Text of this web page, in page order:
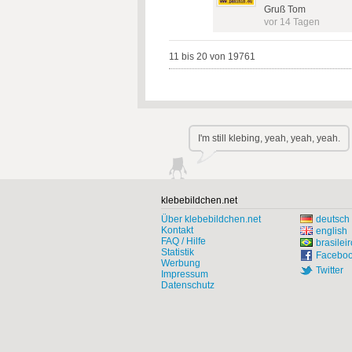
Gruß Tom
vor 14 Tagen
11 bis 20 von 19761
I'm still klebing, yeah, yeah, yeah.
klebebildchen.net
Über klebebildchen.net
Kontakt
FAQ / Hilfe
Statistik
Werbung
Impressum
Datenschutz
deutsch
english
Twitter